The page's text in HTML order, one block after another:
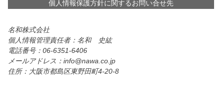
個人情報保護方針に関するお問い合せ先
名和株式会社
個人情報管理責任者：名和 史紘
電話番号：06-6351-6406
メールアドレス：info@nawa.co.jp
住所：大阪市都島区東野田町4-20-8